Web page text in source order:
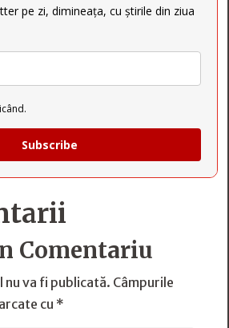
pe zi, dimineața, cu știrile din ziua
Subscribe
Comentariu
nu va fi publicată. Câmpurile
cu *